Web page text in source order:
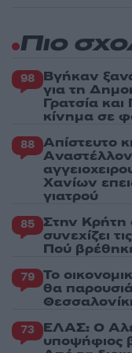
Πιο
98 Βγήκαν
για τη
Γρατσία
κίνημα σε
88 Απίστευτο
Χανίων
γιατρού
85 Στην Κρήτη
συνεχίζει
Πού
79 Το
θα
73 ΕΛΑΣ: Ο
υποψήφιος